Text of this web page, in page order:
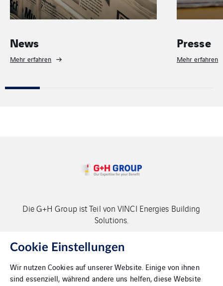
News
Mehr erfahren
Presse
Mehr erfahren
Die G+H Group ist Teil von VINCI Energies Building
Solutions.
Copyright G+H Group
Cookie Einstellungen
Wir nutzen Cookies auf unserer Website. Einige von ihnen
sind essenziell, während andere uns helfen, diese Website